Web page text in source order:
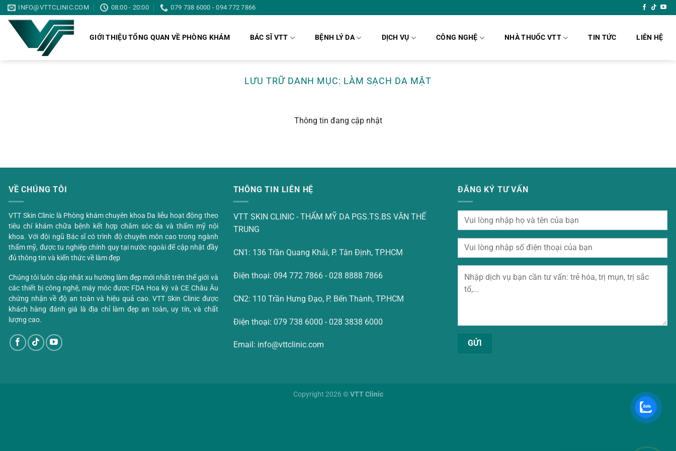
Skip
to
content
INFO@VTTCLINIC.COM 08:00 - 20:00 079 738 6000 - 094 772 7866
GIỚI THIỆU TỔNG QUAN VỀ PHÒNG KHÁM BÁC SĨ VTT BỆNH LÝ DA DỊCH VỤ CÔNG NGHỆ NHÀ THUỐC VTT TIN TỨC LIÊN HỆ
LƯU TRỮ DANH MỤC: LÀM SẠCH DA MẶT
Thông tin đang cập nhật
VỀ CHÚNG TÔI
VTT Skin Clinic là Phòng khám chuyên khoa Da liễu hoạt động theo
tiêu chí khám chữa bệnh kết hợp chăm sóc da và thẩm mỹ nội
khoa. Với đội ngũ Bác sĩ có trình độ chuyên môn cao trong ngành
thẩm mỹ, được tu nghiệp chính quy tại nước ngoài để cập nhật đầy
đủ thông tin và kiến thức về làm đẹp
Chúng tôi luôn cập nhật xu hướng làm đẹp mới nhất trên thế giới và
các thiết bị công nghệ, máy móc được FDA Hoa kỳ và CE Châu Âu
chứng nhận về độ an toàn và hiệu quả cao. VTT Skin Clinic được
khách hàng đánh giá là địa chỉ làm đẹp an toàn, uy tín, và chất
lượng cao.
THÔNG TIN LIÊN HỆ
VTT SKIN CLINIC - THẨM MỸ DA PGS.TS.BS VĂN THẾ
TRUNG
CN1: 136 Trần Quang Khải, P. Tân Định, TP.HCM
Điện thoại: 094 772 7866 - 028 8888 7866
CN2: 110 Trần Hưng Đạo, P. Bến Thành, TP.HCM
Điện thoại: 079 738 6000 - 028 3838 6000
Email: info@vttclinic.com
ĐĂNG KÝ TƯ VẤN
Copyright 2026 ©VTT Clinic